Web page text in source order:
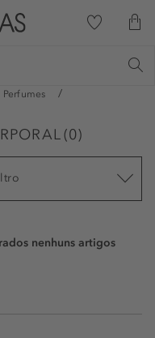
Perfumes
(0)
nenhuns artigos